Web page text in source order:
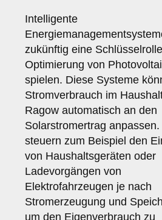
Intelligente
zukünftig eine
Optimierung von
spielen. Diese Systeme
Stromverbrauch im
Ragow automatisch an den
Solarstromertrag anpassen.
steuern zum Beispiel den
von Haushaltsgeräten oder
Ladevorgängen von
Elektrofahrzeugen je nach
Stromerzeugung und
um den Eigenverbrauch zu